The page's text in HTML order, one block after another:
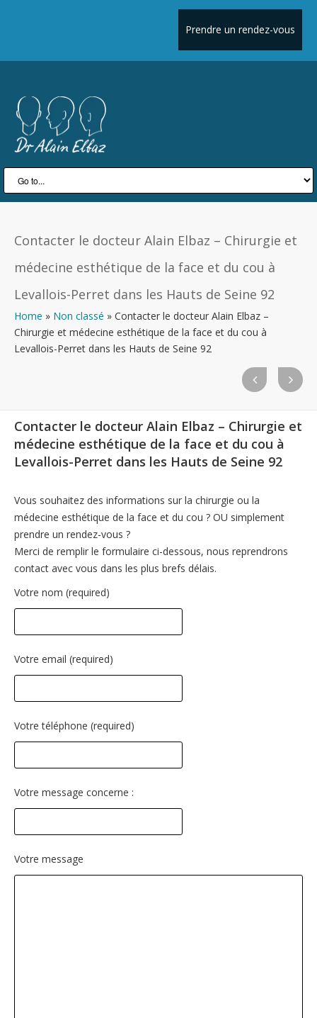
Prendre un rendez-vous
Contacter le docteur Alain Elbaz – Chirurgie et
médecine esthétique de la face et du cou à
Levallois-Perret dans les Hauts de Seine 92
Home » Non classé » Contacter le docteur Alain Elbaz –
Chirurgie et médecine esthétique de la face et du cou à
Levallois-Perret dans les Hauts de Seine 92
Contacter le docteur Alain Elbaz – Chirurgie et
médecine esthétique de la face et du cou à
Levallois-Perret dans les Hauts de Seine 92
Vous souhaitez des informations sur la chirurgie ou la
médecine esthétique de la face et du cou ? OU simplement
prendre un rendez-vous ?
Merci de remplir le formulaire ci-dessous, nous reprendrons
contact avec vous dans les plus brefs délais.
Votre nom (required)
Votre email (required)
Votre téléphone (required)
Votre message concerne :
Votre message